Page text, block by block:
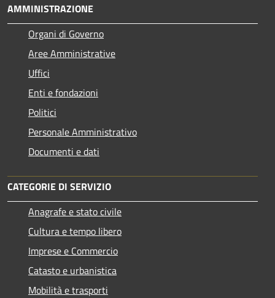
AMMINISTRAZIONE
Organi di Governo
Aree Amministrative
Uffici
Enti e fondazioni
Politici
Personale Amministrativo
Documenti e dati
CATEGORIE DI SERVIZIO
Anagrafe e stato civile
Cultura e tempo libero
Imprese e Commercio
Catasto e urbanistica
Mobilità e trasporti